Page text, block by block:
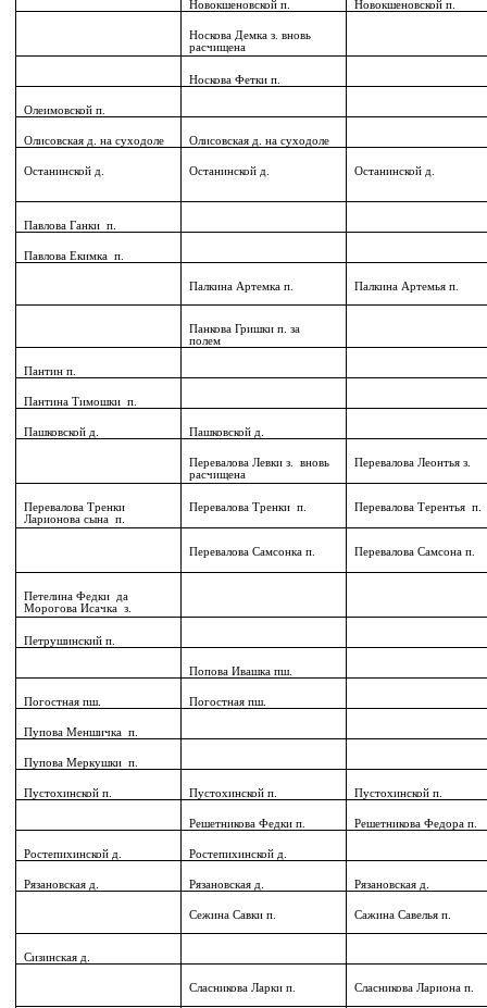
Новокшеновской п. Новокшеновской п.
Носкова Демка з. вновь
расчищена
Носкова Фетки п.
Олеимовской п.
Олисовская д. на суходоле Олисовская д. на суходоле
Останинской д. Останинской д. Останинской д.
Павлова Ганки п.
Павлова Екимка п.
Палкина Артемка п. Палкина Артемья п.
Панкова Гришки п. за
полем
Пантин п.
Пантина Тимошки п.
Пашковской д. Пашковской д.
Перевалова Левки з.
вновь
расчищена
Перевалова Леонтья з.
Перевалова Тренки
Ларионова сына п.
Перевалова Тренки п. Перевалова Терентья п.
Перевалова Самсонка п. Перевалова Самсона п.
Петелина Федки
да
Морогова Исачка з.
Петрушинский п.
Попова Ивашка пш.
Погостная пш. Погостная пш.
Пупова Меншичка п.
Пупова Меркушки п.
Пустохинской п. Пустохинской п. Пустохинской п.
Решетникова Федки п. Решетникова Федора п.
Ростепихинской д. Ростепихинской д.
Рязановская д. Рязановская д. Рязановская д.
Сежина Савки п. Сажина Савелья п.
Сизинская д.
Сласникова Ларки п. Сласникова Лариона п.